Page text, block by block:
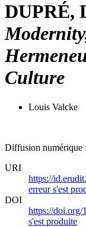
DUPRÉ,
Culture
Louis Valcke
Diffusion numérique
URI
https://
erreur s'est
DOI
https://doi.org/
s'est produite